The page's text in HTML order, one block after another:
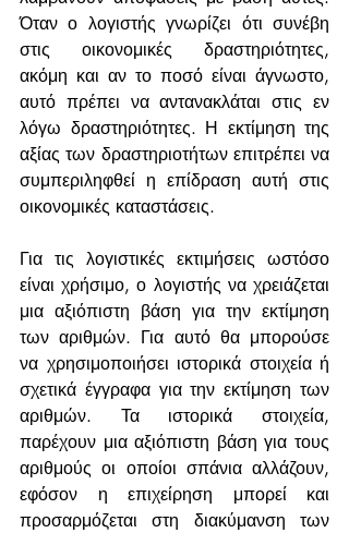
Όταν ο λογιστής γνωρίζει ότι συνέβη
στις οικονομικές δραστηριότητες,
ακόμη και αν το ποσό είναι άγνωστο,
αυτό πρέπει να αντανακλάται στις εν
λόγω δραστηριότητες. Η εκτίμηση της
αξίας των δραστηριοτήτων επιτρέπει να
συμπεριληφθεί η επίδραση αυτή στις
οικονομικές καταστάσεις.
Για τις λογιστικές εκτιμήσεις ωστόσο
είναι χρήσιμο, ο λογιστής να χρειάζεται
μια αξιόπιστη βάση για την εκτίμηση
των αριθμών. Για αυτό θα μπορούσε
να χρησιμοποιήσει ιστορικά στοιχεία ή
σχετικά έγγραφα για την εκτίμηση των
αριθμών. Τα ιστορικά στοιχεία,
παρέχουν μια αξιόπιστη βάση για τους
αριθμούς οι οποίοι σπάνια αλλάζουν,
εφόσον η επιχείρηση μπορεί και
προσαρμόζεται στη διακύμανση των